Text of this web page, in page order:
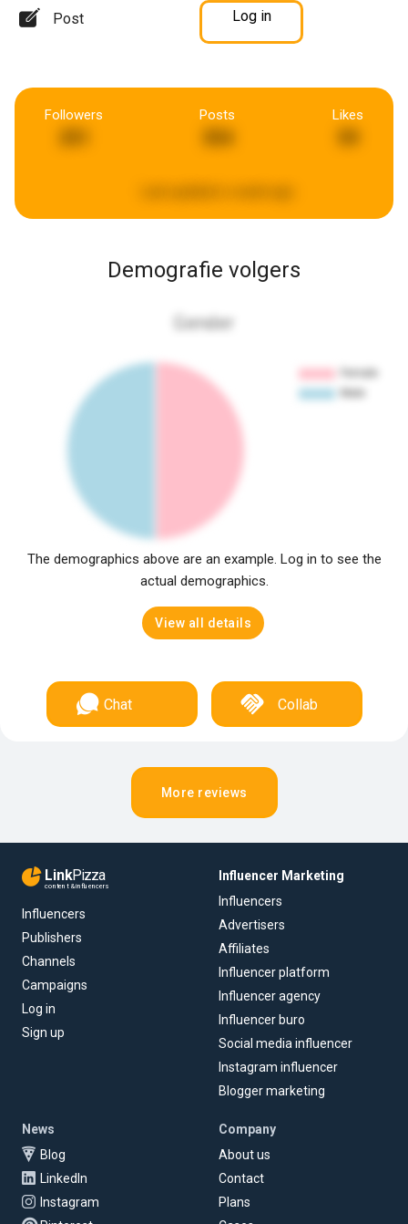
Post Log in
Followers Posts Likes
Demografie volgers
Gender
The demographics above are an example. Log in to see the
actual demographics.
View all details
Chat Collab
More reviews
LinkPizza
content & influencers
Influencers
Publishers
Channels
Campaigns
Log in
Sign up
Influencer Marketing
Influencers
Advertisers
Affiliates
Influencer platform
Influencer agency
Influencer buro
Social media influencer
Instagram influencer
Blogger marketing
News
Blog
LinkedIn
Instagram
Company
About us
Contact
Plans